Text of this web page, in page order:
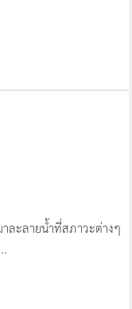
ละลายน้ำที่สภาวะต่างๆ